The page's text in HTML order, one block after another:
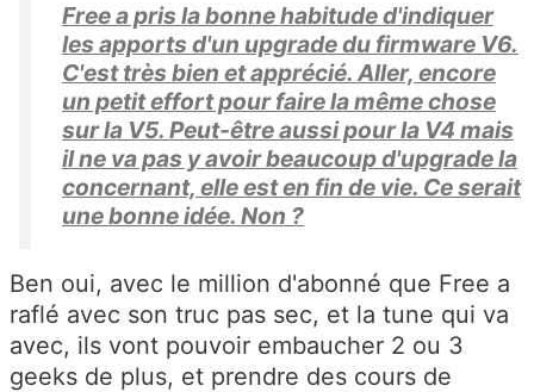
Free a pris la bonne habitude d'indiquer
les apports d'un upgrade du firmware V6.
C'est très bien et apprécié. Aller, encore
un petit effort pour faire la même chose
sur la V5. Peut-être aussi pour la V4 mais
il ne va pas y avoir beaucoup d'upgrade la
concernant, elle est en fin de vie. Ce serait
une bonne idée. Non ?
Ben oui, avec le million d'abonné que Free a
raflé avec son truc pas sec, et la tune qui va
avec, ils vont pouvoir embaucher 2 ou 3
geeks de plus, et prendre des cours de